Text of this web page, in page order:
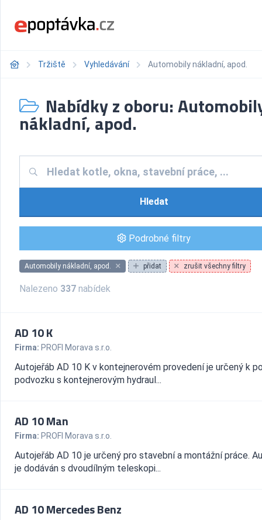
Tržiště Vyhledávání Automobily nákladní, apod.
Nabídky z oboru:
nákladní, apod.
Hledat
Podrobné filtry
Automobily nákladní, apod. přidat zrušit všechny filtry
Nalezeno 337 nabídek
AD 10 K
Firma: PROFI Morava s.r.o.
Autojeřáb AD 10 K v kontej­nerovém provedení je určený k
podvozku s kontejnerovým hydraul...
AD 10 Man
Firma: PROFI Morava s.r.o.
Autojeřáb AD 10 je určený pro stavební a montážní práce.
je dodáván s dvoudílným teleskopi...
AD 10 Mercedes Benz